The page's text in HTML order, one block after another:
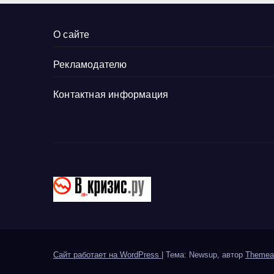
О сайте
Рекламодателю
Контактная информация
Сайт работает на WordPress Тема: Newsup, автор